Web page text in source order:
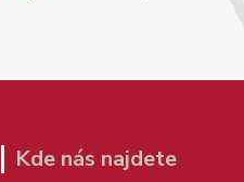
Kde nás najdete